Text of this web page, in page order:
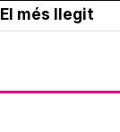
El més llegit